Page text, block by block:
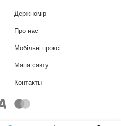
Держномір
Про нас
Мобільні проксі
Мапа сайту
Контакты